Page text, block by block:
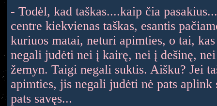
- Todėl, kad taškas....kaip čia
centre kiekvienas taškas, esantis
kuriuos matai, neturi apimties, o tai,
negali judėti nei į kairę, nei į dešinę,
žemyn. Taigi negali suktis. Aišku? Jei
apimties, jis negali judėti nė pats aplink
pats savęs...